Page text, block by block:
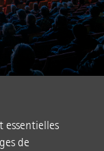
essentielles
de